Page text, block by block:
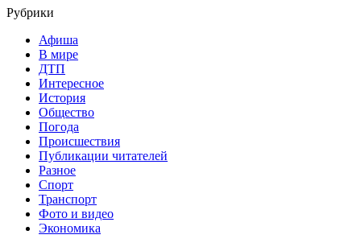
Рубрики
Афиша
В мире
ДТП
Интересное
История
Общество
Погода
Происшествия
Публикации читателей
Разное
Спорт
Транспорт
Фото и видео
Экономика